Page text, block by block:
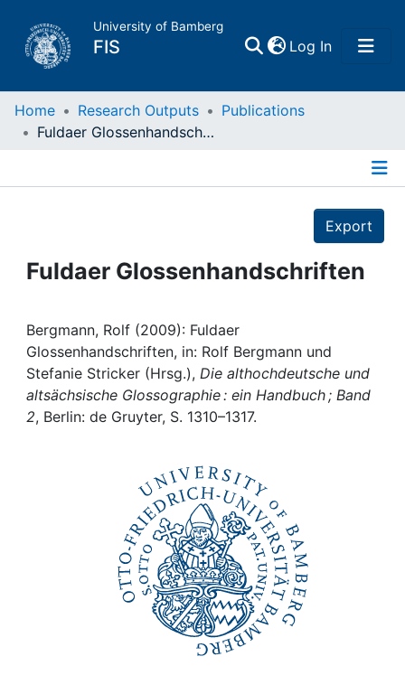
University of Bamberg
FIS Log In(current)
Home
Projects
Institutions
Awards
Home Research Outputs
Publications
Fuldaer Glossenhandschriften
Export
Fuldaer Glossenhandschriften
Bergmann, Rolf (2009): Fuldaer
Glossenhandschriften, in: Rolf Bergmann und
Stefanie Stricker (Hrsg.), Die althochdeutsche und
altsächsische Glossographie : ein Handbuch ; Band
2, Berlin: de Gruyter, S. 1310–1317.